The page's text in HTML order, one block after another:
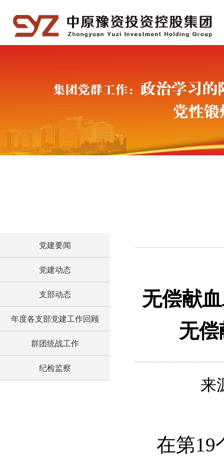
党建要闻
党建动态
支部动态
年度各支部党建工作回顾
群团统战工作
纪检监察
无偿献
无
来
在第19